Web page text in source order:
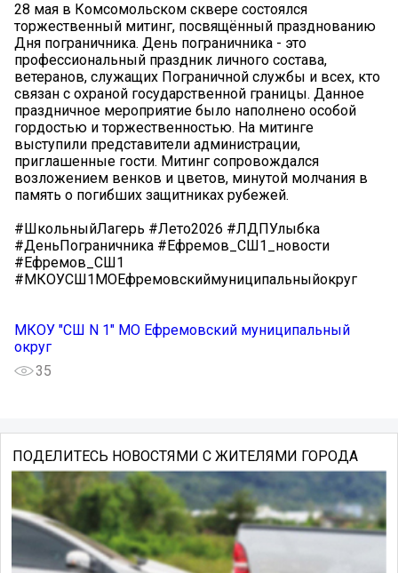
28 мая в Комсомольском сквере состоялся
торжественный митинг, посвящённый празднованию
Дня пограничника. День пограничника - это
профессиональный праздник личного состава,
ветеранов, служащих Пограничной службы и всех, кто
связан с охраной государственной границы. Данное
праздничное мероприятие было наполнено особой
гордостью и торжественностью. На митинге
выступили представители администрации,
приглашенные гости. Митинг сопровождался
возложением венков и цветов, минутой молчания в
память о погибших защитниках рубежей.
#ШкольныйЛагерь #Лето2026 #ЛДПУлыбка
#ДеньПограничника #Ефремов_СШ1_новости
#Ефремов_СШ1
#МКОУСШ1МОЕфремовскиймуниципальныйокруг
МКОУ "СШ N 1" МО Ефремовский муниципальный
округ
35
ПОДЕЛИТЕСЬ НОВОСТЯМИ С ЖИТЕЛЯМИ ГОРОДА